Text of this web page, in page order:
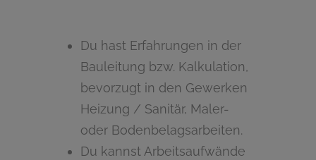
Du hast Erfahrungen in der
Bauleitung bzw. Kalkulation,
bevorzugt in den Gewerken
Heizung / Sanitär, Maler-
oder Bodenbelagsarbeiten.
Du kannst Arbeitsaufwände